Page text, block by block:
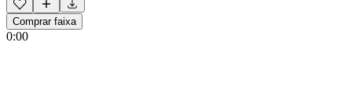
Comprar faixa
0:00